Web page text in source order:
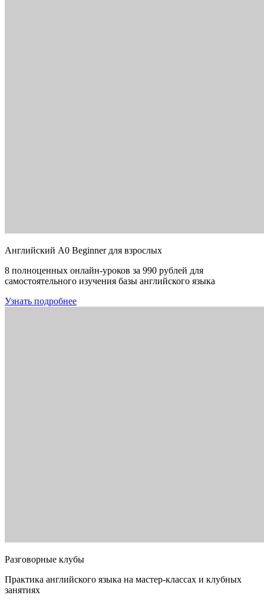
Английский A0 Beginner для взрослых
8 полноценных онлайн-уроков за 990 рублей для
самостоятельного изучения базы английского языка
Узнать подробнее
Разговорные клубы
Практика английского языка на мастер-классах и клубных
занятиях